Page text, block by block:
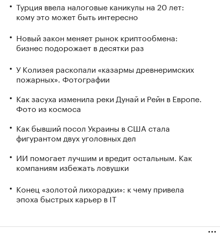
Турция ввела налоговые каникулы на 20 лет:
кому это может быть интересно
Новый закон меняет рынок криптообмена:
бизнес подорожает в десятки раз
У Колизея раскопали «казармы древнеримских
пожарных». Фотографии
Как засуха изменила реки Дунай и Рейн в Европе.
Фото из космоса
Как бывший посол Украины в США стала
фигурантом двух уголовных дел
ИИ помогает лучшим и вредит остальным. Как
компаниям избежать ловушки
Конец «золотой лихорадки»: к чему привела
эпоха быстрых карьер в IT